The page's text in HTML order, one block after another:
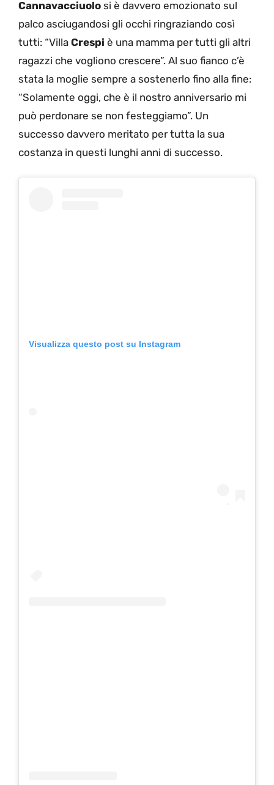
Cannavacciuolo si è davvero emozionato sul
palco asciugandosi gli occhi ringraziando così
tutti: “Villa Crespi è una mamma per tutti gli altri
ragazzi che vogliono crescere”. Al suo fianco c’è
stata la moglie sempre a sostenerlo fino alla fine:
“Solamente oggi, che è il nostro anniversario mi
può perdonare se non festeggiamo”. Un
successo davvero meritato per tutta la sua
costanza in questi lunghi anni di successo.
Visualizza questo post su Instagram